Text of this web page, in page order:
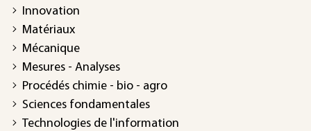
Innovation
Matériaux
Mécanique
Mesures - Analyses
Procédés chimie - bio - agro
Sciences fondamentales
Technologies de l'information